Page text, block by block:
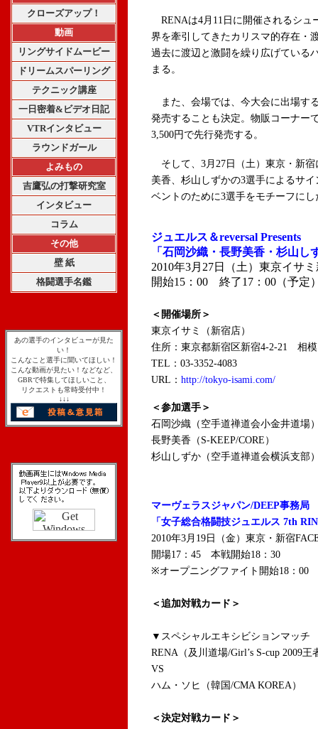
クローズアップ！
動画
リングサイドムービー
ドリームスパーリング
テクニック講座
一日密着&ビデオ日記
VTRインタビュー
ラウンドガール
よみもの
吉鷹弘の打撃研究室
インタビュー
コラム
その他
壁 紙
格闘選手名鑑
あの選手のインタビューが見た
い！
こんなこと選手に聞いてほしい！
こんな動画が見たい！などなど、
GBRで特集してほしいこと、
リクエストも常時受付中！
↓↓↓
RENAは4月11日に開催されるシュ
界を牽引してきたカリスマ的存在・
過去に渡辺と激闘を繰り広げている
まる。
また、会場では、今大会に出場す
発売することも決定。物販コーナー
3,500円で先行発売する。
そして、3月27日（土）東京・新
美香、杉山しずかの3選手によるサ
ベントのために3選手をモチーフに
ジュエルス＆reversal Presents
「石岡沙織・長野美香・杉山
2010年3月27日（土）東京イサ
開始15：00 終了17：00（予定
＜開催場所＞
東京イサミ（新宿店）
住所：東京都新宿区新宿4-2-21 相模
TEL：03-3352-4083
URL： http://tokyo-isami.com/
＜参加選手＞
石岡沙織（空手道禅道会小金井道場
長野美香（S-KEEP/CORE）
杉山しずか（空手道禅道会横浜支部
マーヴェラスジャパン/DEEP事務局
「女子総合格闘技ジュエルス 7th
2010年3月19日（金）東京・新宿
開場17：45 本戦開始18：30
※オープニングファイト開始18：00
＜追加対戦カード＞
▼スペシャルエキシビションマッチ
RENA（及川道場/Girl’s S-cup 2009王
VS
ハム・ソヒ（韓国/CMA KOREA）
＜決定対戦カード＞